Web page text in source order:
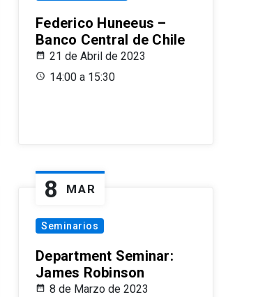
Federico Huneeus –
Banco Central de Chile
21 de Abril de 2023
14:00 a 15:30
8 MAR
Seminarios
Department Seminar:
James Robinson
8 de Marzo de 2023